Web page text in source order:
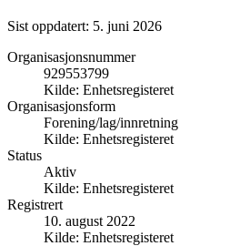
Sist oppdatert: 5. juni 2026
Organisasjonsnummer
929553799
Kilde: Enhetsregisteret
Organisasjonsform
Forening/lag/innretning
Kilde: Enhetsregisteret
Status
Aktiv
Kilde: Enhetsregisteret
Registrert
10. august 2022
Kilde: Enhetsregisteret